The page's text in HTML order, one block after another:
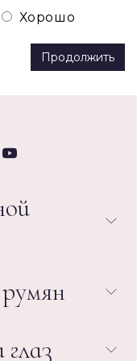
Хорошо
Продолжить
YouTube